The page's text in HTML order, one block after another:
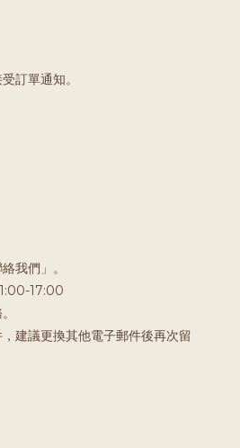
訂單通知。
我們」。
17:00
建議更換其他電子郵件後再次留